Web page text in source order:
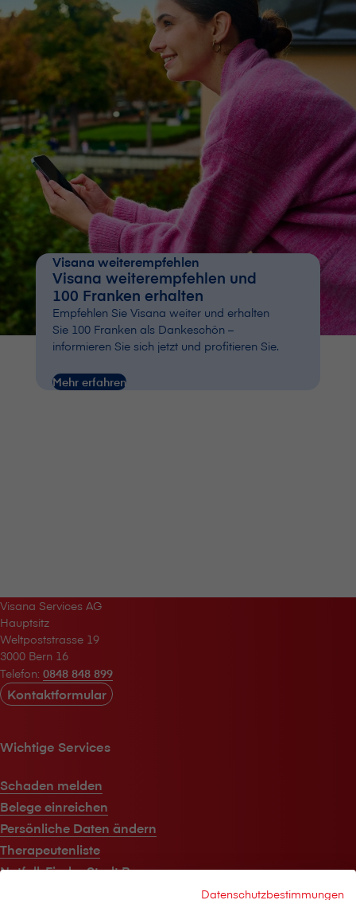
V⁠i⁠s⁠a⁠n⁠a weiterempfehlen
V⁠i⁠s⁠a⁠n⁠a weiterempfehlen und
100 Franken erhalten
Empfehlen Sie V⁠i⁠s⁠a⁠n⁠a weiter und erhalten
Sie 100 Franken als Dankeschön –
informieren Sie sich jetzt und profitieren Sie.
Mehr erfahren
V⁠i⁠s⁠a⁠n⁠a Services AG
Hauptsitz
Weltpoststrasse 19
3000 Bern 16
Telefon: 0848 848 899
Kontaktformular
Wichtige Services
Schaden melden
Belege einreichen
Persönliche Daten ändern
Therapeutenliste
Notfall-Finder Stadt Bern
Datenschutzbestimmungen